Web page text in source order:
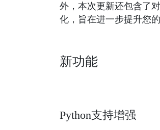
外，本次更新还包含了
化，旨在进一步提升您
新功能
Python支持增强